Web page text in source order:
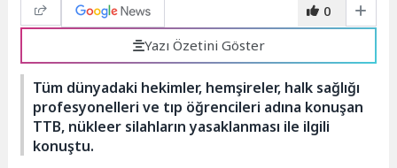
0
Yazı Özetini Göster
Tüm dünyadaki hekimler, hemşireler, halk sağlığı
profesyonelleri ve tıp öğrencileri adına konuşan
TTB, nükleer silahların yasaklanması ile ilgili
konuştu.